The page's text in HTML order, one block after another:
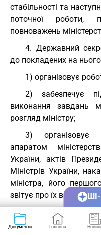
стабільності та
поточної роботи,
повноважень
4. Державний
до покладених на
1) організовує
2) забезпечує
виконання завдань
розгляд міністру;
3) організовує
апаратом
України, актів
Міністрів України,
міністра, його
звітує про їх виконання;
4) готує та подає
плани роботи
Документи Головна
ШІ-